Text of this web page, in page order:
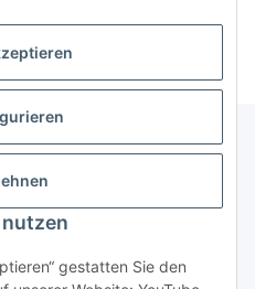
gestatten Sie den